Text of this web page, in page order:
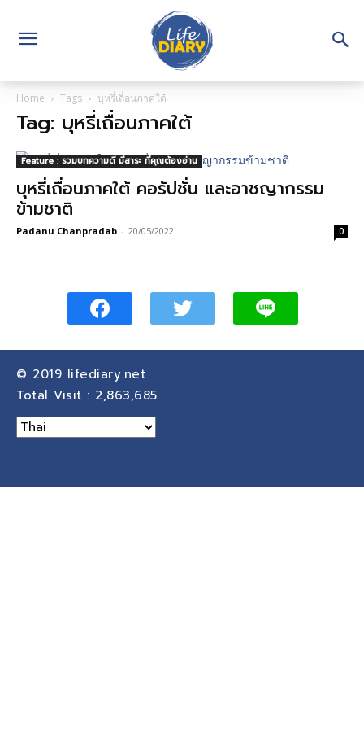
Home Tags บุหรี่เถื่อนภาคใต้
Tag: บุหรี่เถื่อนภาคใต้
Feature : รวมบทความดี มีสาระ ที่คุณต้องอ่าน
บุหรี่เถื่อนภาคใต้ คอรัปชั่น และอาชญากรรม
ข้ามชาติ
Padanu Chanpradab - 20/05/2022 0
© 2019 lifediary.net
Total Visit : 2,863,685